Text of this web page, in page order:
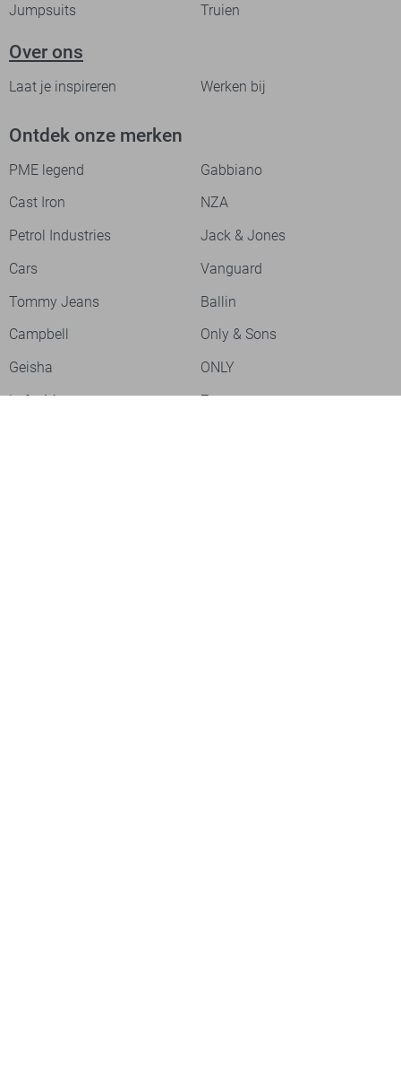
Jumpsuits
Truien
Over ons
Laat je inspireren Werken bij
Ontdek onze merken
PME legend
Gabbiano
Cast Iron
NZA
Petrol Industries
Jack & Jones
Cars
Vanguard
Tommy Jeans
Ballin
Campbell
Only & Sons
Geisha
ONLY
Lofty Manner
Zoso